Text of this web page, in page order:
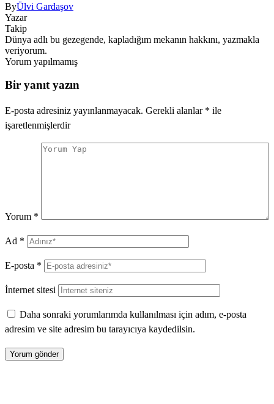
ByÜlvi Gardaşov
Yazar
Takip
Dünya adlı bu gezegende, kapladığım mekanın hakkını, yazmakla
veriyorum.
Yorum yapılmamış
Bir yanıt yazın
E-posta adresiniz yayınlanmayacak. Gerekli alanlar * ile
işaretlenmişlerdir
Yorum *
Ad *
E-posta *
İnternet sitesi
Daha sonraki yorumlarımda kullanılması için adım, e-posta
adresim ve site adresim bu tarayıcıya kaydedilsin.